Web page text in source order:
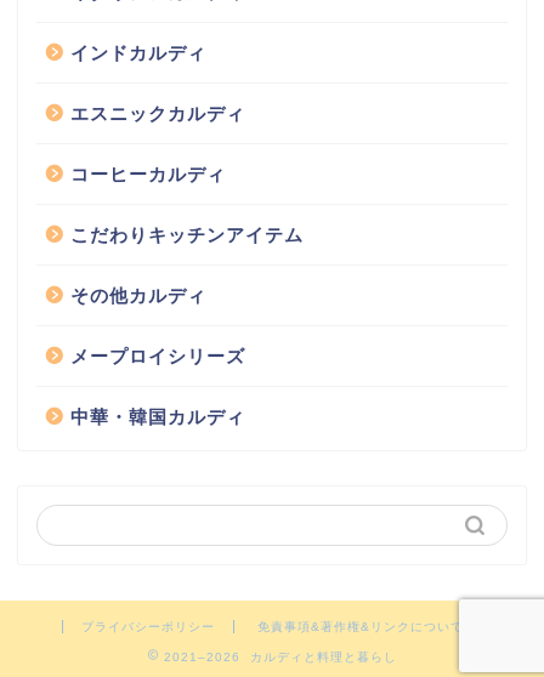
インドカルディ
エスニックカルディ
コーヒーカルディ
こだわりキッチンアイテム
その他カルディ
メープロイシリーズ
中華・韓国カルディ
プライバシーポリシー 免責事項&著作権&リンクについて
2021–2026 カルディと料理と暮らし